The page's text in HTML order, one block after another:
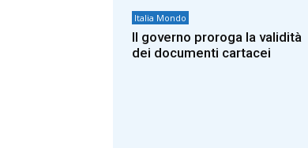
Italia Mondo
Il governo proroga la validità
dei documenti cartacei